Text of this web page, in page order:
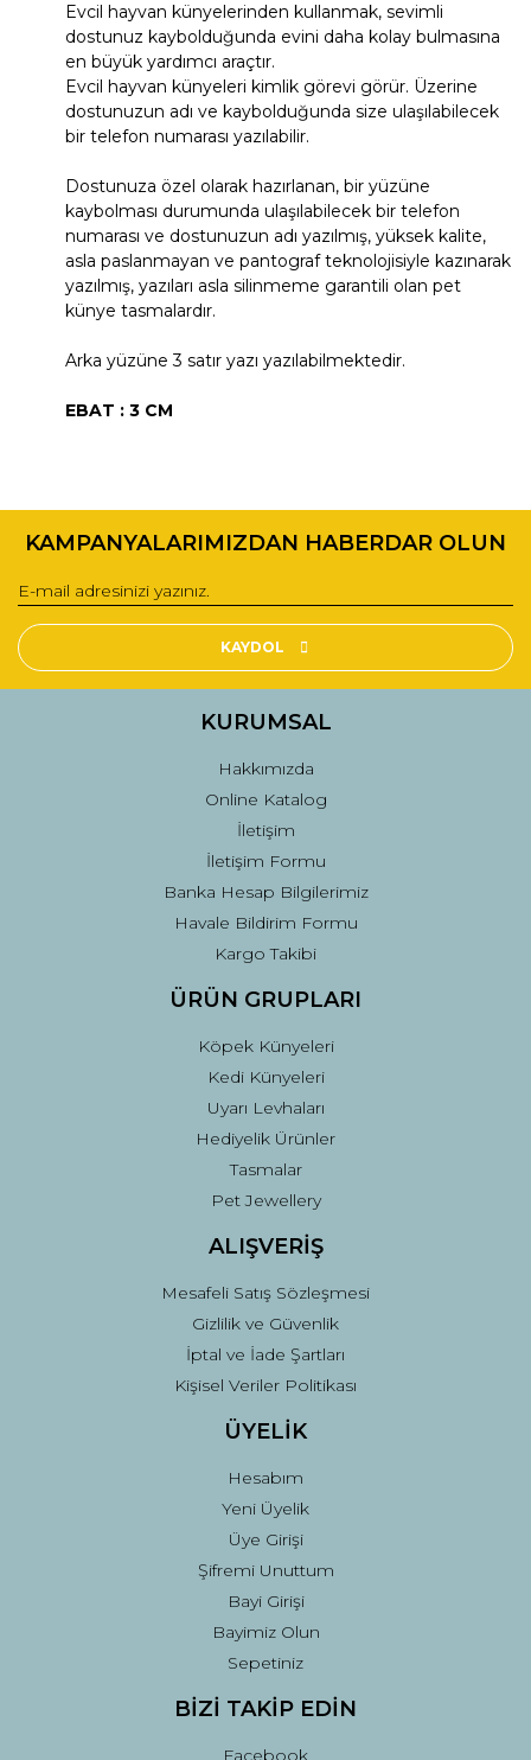
Evcil hayvan künyelerinden kullanmak, sevimli
dostunuz kaybolduğunda evini daha kolay bulmasına
en büyük yardımcı araçtır.
Evcil hayvan künyeleri kimlik görevi görür. Üzerine
dostunuzun adı ve kaybolduğunda size ulaşılabilecek
bir telefon numarası yazılabilir.
Dostunuza özel olarak hazırlanan, bir yüzüne
kaybolması durumunda ulaşılabilecek bir telefon
numarası ve dostunuzun adı yazılmış, yüksek kalite,
asla paslanmayan ve pantograf teknolojisiyle kazınarak
yazılmış, yazıları asla silinmeme garantili olan pet
künye tasmalardır.
Arka yüzüne 3 satır yazı yazılabilmektedir.
EBAT : 3 CM
konularda yetersiz gördüğünüz noktaları öneri formunu
Görüş ve önerileriniz için teşekkür ederiz.
Ürün resmi kalitesiz, bozuk veya görüntülenemiyor.
Ürün açıklamasında eksik bilgiler bulunuyor.
Ürün fiyatı diğer sitelerden daha pahalı.
Gönder
KAMPANYALARIMIZDAN HABERDAR OLUN
KAYDOL
KURUMSAL
Hakkımızda
Online Katalog
İletişim
İletişim Formu
Banka Hesap Bilgilerimiz
Havale Bildirim Formu
Kargo Takibi
ÜRÜN GRUPLARI
Köpek Künyeleri
Kedi Künyeleri
Uyarı Levhaları
Hediyelik Ürünler
Tasmalar
Pet Jewellery
ALIŞVERİŞ
Mesafeli Satış Sözleşmesi
Gizlilik ve Güvenlik
İptal ve İade Şartları
Kişisel Veriler Politikası
ÜYELİK
Hesabım
Yeni Üyelik
Üye Girişi
Şifremi Unuttum
Bayi Girişi
Bayimiz Olun
Sepetiniz
BİZİ TAKİP EDİN
Facebook